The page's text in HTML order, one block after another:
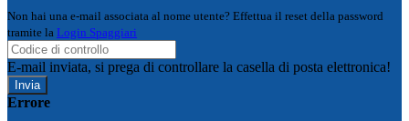
Non hai una e-mail associata al nome utente? Effettua il reset della password
tramite la Login Spaggiari
E-mail inviata, si prega di controllare la casella di posta elettronica!
Errore